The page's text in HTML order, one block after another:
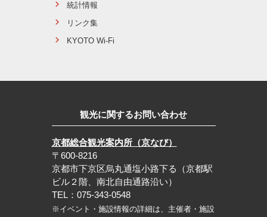
統計情報
リンク集
KYOTO Wi-Fi
観光に関するお問い合わせ
京都総合観光案内所（京なび）
〒600-8216
京都市下京区烏丸通塩小路下る（京都駅
ビル２階、南北自由通路沿い）
TEL：075-343-0548
※イベント・施設情報の詳細は、主催者・施設